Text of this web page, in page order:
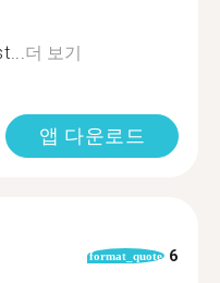
더 보기
앱 다운로드
format_quote 6